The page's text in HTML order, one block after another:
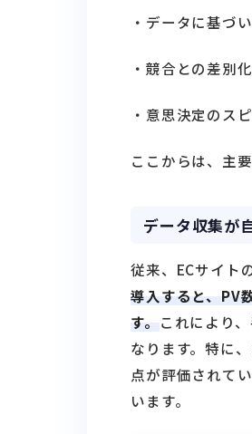
・データに基づ
・競合との差別
・意思決定のス
ここからは、主
データ収集が
従来、ECサイト
導入すると、PV
す。 これにより
なります。特に
点が評価されて
います。